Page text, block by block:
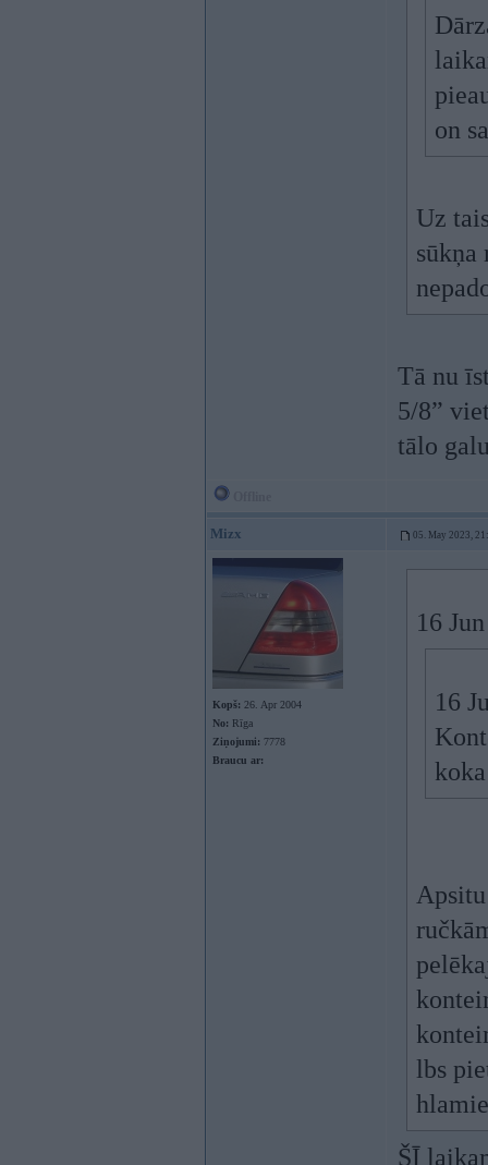
on
Uz
sūkņa
Tā nu
5/8”
tālo
Mizx 05. May 2023,
Kopš: 26. Apr 2004
No: Rīga
Ziņojumi: 7778
Braucu ar:
16
16
lbs
ŠĪ